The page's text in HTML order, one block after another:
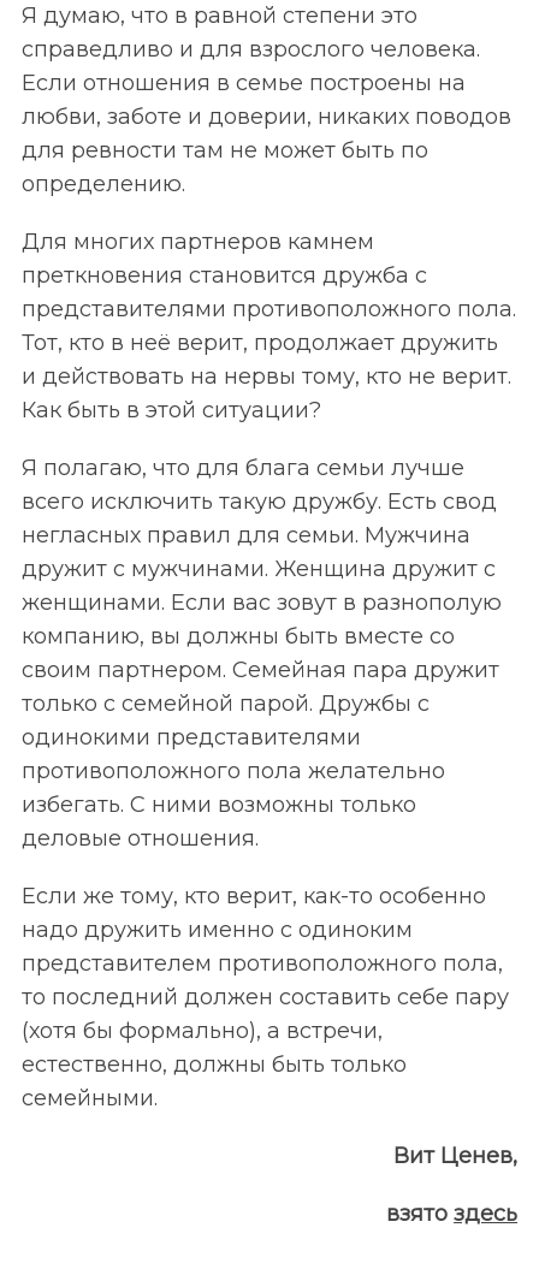
Я думаю, что в равной степени это
справедливо и для взрослого человека.
Если отношения в семье построены на
любви, заботе и доверии, никаких поводов
для ревности там не может быть по
определению.
Для многих партнеров камнем
преткновения становится дружба с
представителями противоположного пола.
Тот, кто в неё верит, продолжает дружить
и действовать на нервы тому, кто не верит.
Как быть в этой ситуации?
Я полагаю, что для блага семьи лучше
всего исключить такую дружбу. Есть свод
негласных правил для семьи. Мужчина
дружит с мужчинами. Женщина дружит с
женщинами. Если вас зовут в разнополую
компанию, вы должны быть вместе со
своим партнером. Семейная пара дружит
только с семейной парой. Дружбы с
одинокими представителями
противоположного пола желательно
избегать. С ними возможны только
деловые отношения.
Если же тому, кто верит, как-то особенно
надо дружить именно с одиноким
представителем противоположного пола,
то последний должен составить себе пару
(хотя бы формально), а встречи,
естественно, должны быть только
семейными.
Вит Ценев,
взятоздесь